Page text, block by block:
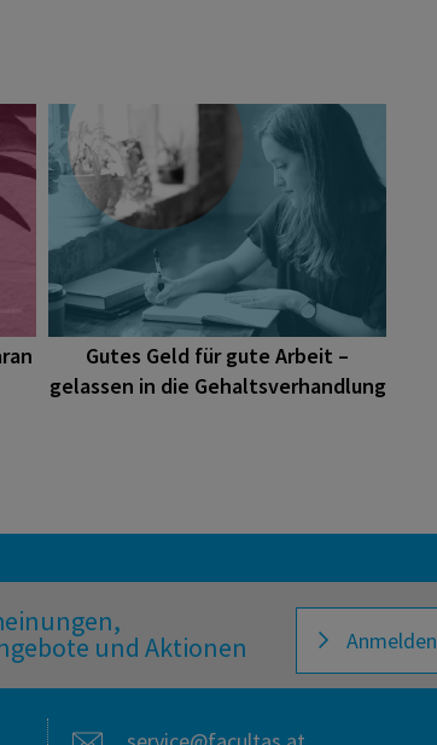
Gutes Geld für gute Arbeit –
gelassen in die Gehaltsverhandlung
und Aktionen Anmelden